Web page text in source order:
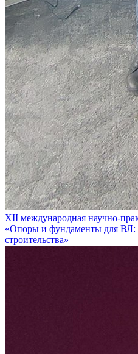
XII международная научно-
«Опоры и фундаменты для ВЛ:
строительства»